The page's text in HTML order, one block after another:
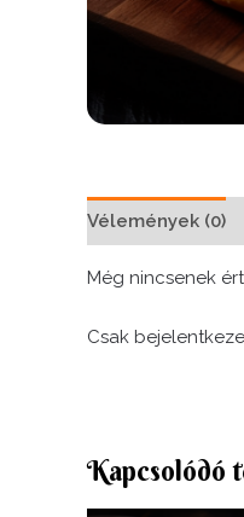
Vélemények (0)
Még nincsenek
Csak
Kapcsolódó